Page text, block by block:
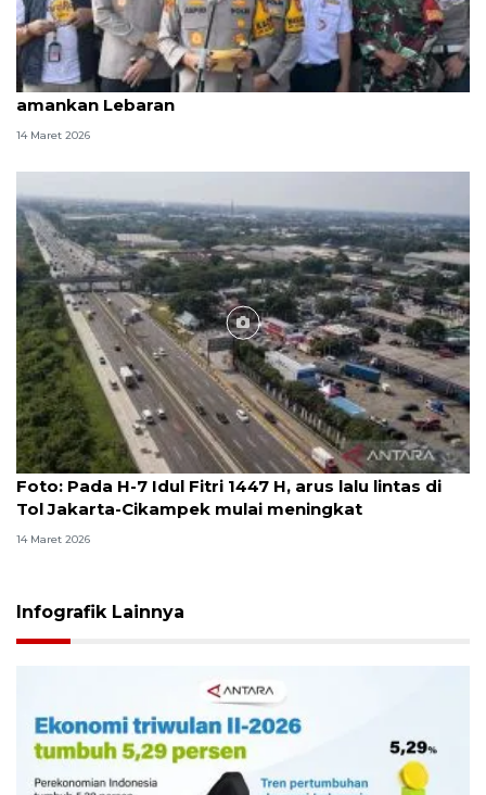
Polda Metro Jaya terjunkan 6.812 personel
amankan Lebaran
14 Maret 2026
Foto
Foto: Pada H-7 Idul Fitri 1447 H, arus lalu lintas di
Tol Jakarta-Cikampek mulai meningkat
14 Maret 2026
Infografik Lainnya